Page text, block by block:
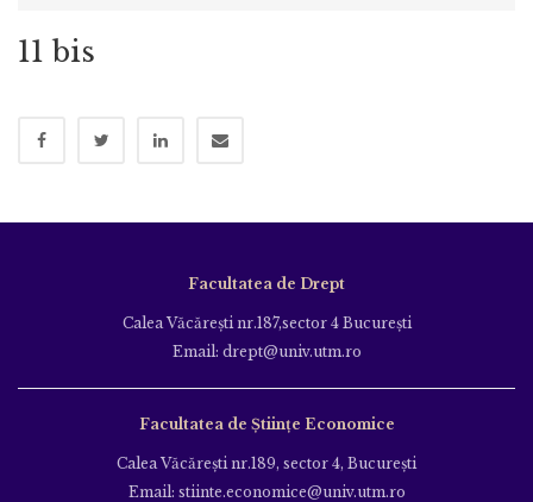
11 bis
Facultatea de Drept
Calea Văcăreşti nr.187,sector 4 Bucureşti
Email: drept@univ.utm.ro
Facultatea de Științe Economice
Calea Văcăreşti nr.189, sector 4, Bucureşti
Email: stiinte.economice@univ.utm.ro